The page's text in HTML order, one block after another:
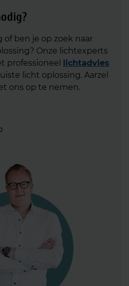
of ben je op zoek naar
Onze lichtexperts
professioneel lichtadvies
licht oplossing. Aarzel
ons op te nemen.